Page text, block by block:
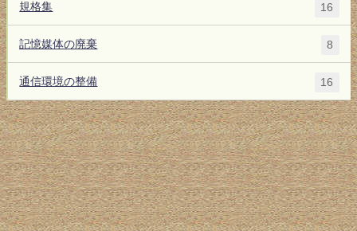
規格集 16
記憶媒体の廃棄 8
通信環境の整備 16